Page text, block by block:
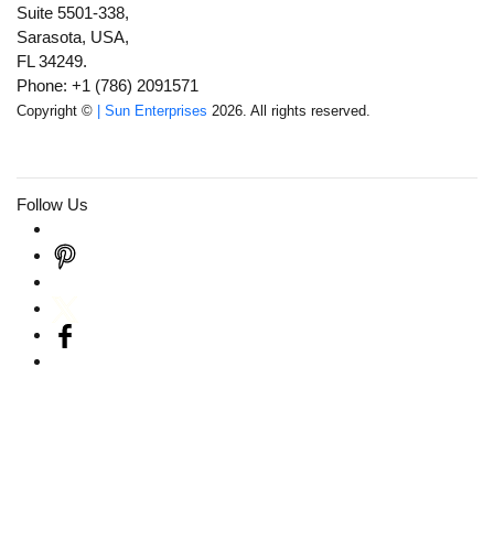
Suite 5501-338,
Sarasota, USA,
FL 34249.
Phone: +1 (786) 2091571
Copyright © | Sun Enterprises 2026. All rights reserved.
Follow Us